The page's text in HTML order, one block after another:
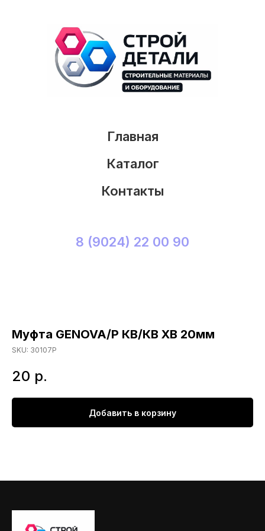
Главная
Каталог
Контакты
8 (9024) 22 00 90
Муфта GENOVA/Р КВ/КВ ХВ 20мм
SKU: 30107Р
20 р.
Добавить в корзину